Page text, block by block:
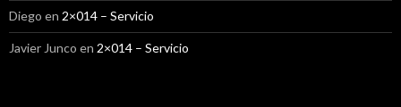
Diego en 2×014 – Servicio
Javier Junco en 2×014 – Servicio